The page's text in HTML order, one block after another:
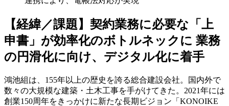
【経緯／課題】契約業務に必要な「上
申書」が効率化のボトルネックに 業務
の円滑化に向け、デジタル化に着手
鴻池組は、155年以上の歴史を誇る総合建設会社。国内外で
数々の大規模な建築・土木工事を手がけてきた。2021年には
創業150周年をきっかけに新たな長期ビジョン「KONOIKE